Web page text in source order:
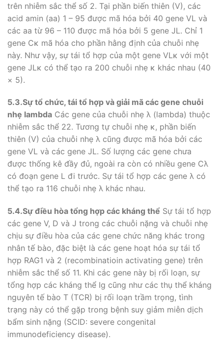
trên nhiễm sắc thể số 2. Tại phần biến thiên (V), các
acid amin (aa) 1 – 95 được mã hóa bởi 40 gene VL và
các aa từ 96 – 110 được mã hóa bởi 5 gene JL. Chỉ 1
gene Cκ mã hóa cho phần hằng định của chuỗi nhẹ
này. Như vậy, sự tái tổ hợp của một gene VLκ với một
gene JLκ có thể tạo ra 200 chuỗi nhẹ κ khác nhau (40
× 5).
5.3.Sự tổ chức, tái tổ hợp và giải mã các gene chuỗi
nhẹ lambda Các gene của chuỗi nhẹ λ (lambda) thuộc
nhiễm sắc thể 22. Tương tự chuỗi nhẹ κ, phần biến
thiên (V) của chuỗi nhẹ λ cũng được mã hóa bởi các
gene VL và các gene JL. Số lượng các gene chưa
được thống kê đầy đủ, ngoài ra còn có nhiều gene Cλ
có đoạn gene L đi trước. Sự tái tổ hợp các gene λ có
thể tạo ra 116 chuỗi nhẹ λ khác nhau.
5.4.Sự điều hòa tổng hợp các kháng thể Sự tái tổ hợp
các gene V, D và J trong các chuỗi nặng và chuỗi nhẹ
chịu sự điều hòa của các gene chức năng khác trong
nhân tế bào, đặc biệt là các gene hoạt hóa sự tái tổ
hợp RAG1 và 2 (recombinatioin activating gene) trên
nhiễm sắc thể số 11. Khi các gene này bị rối loạn, sự
tổng hợp các kháng thể Ig cũng như các thụ thể kháng
nguyên tế bào T (TCR) bị rối loạn trầm trọng, tình
trạng này có thể gặp trong bệnh suy giảm miễn dịch
bẩm sinh nặng (SCID: severe congenital
immunodeficiency disease).